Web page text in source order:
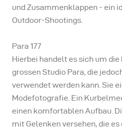
und Zusammenklappen - ein
Outdoor-Shootings.
Para 177
Hierbei handelt es sich um
grossen Studio Para, die
verwendet werden kann. Sie
Modefotografie. Ein
einen komfortablen Aufbau.
mit Gelenken versehen, die